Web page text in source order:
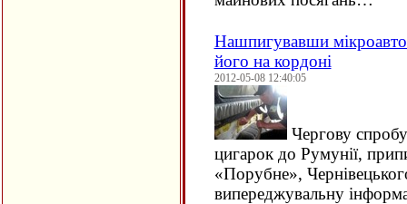
Нашпигувавши
його на кордоні
2012-05-08 12:40:05
Чергову
цигарок до Румунії,
«Порубне»,
випереджувальну